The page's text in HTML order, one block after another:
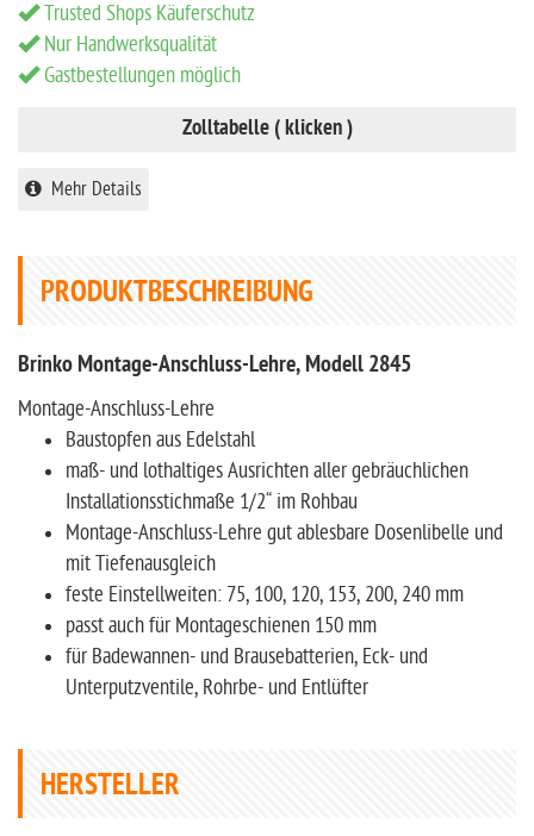
Trusted Shops Käuferschutz
Nur Handwerksqualität
Gastbestellungen möglich
Zolltabelle ( klicken )
Mehr Details
PRODUKTBESCHREIBUNG
Brinko Montage-Anschluss-Lehre, Modell 2845
Montage-Anschluss-Lehre
Baustopfen aus Edelstahl
maß- und lothaltiges Ausrichten aller gebräuchlichen
Installationsstichmaße 1/2“ im Rohbau
Montage-Anschluss-Lehre gut ablesbare Dosenlibelle und
mit Tiefenausgleich
feste Einstellweiten: 75, 100, 120, 153, 200, 240 mm
passt auch für Montageschienen 150 mm
für Badewannen- und Brausebatterien, Eck- und
Unterputzventile, Rohrbe- und Entlüfter
HERSTELLER